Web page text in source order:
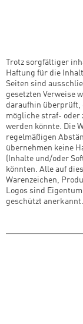
Trotz sorgfältiger
Haftung für die
Seiten sind
gesetzten Verweise
daraufhin überprüft,
mögliche straf-
werden könnte. Die
regelmäßigen
übernehmen keine
(Inhalte und/oder
könnten. Alle auf
Warenzeichen,
Logos sind
geschützt anerkannt.